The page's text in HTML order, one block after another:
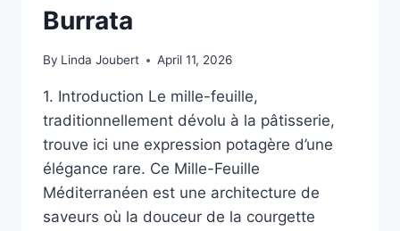
Burrata
By Linda Joubert April 11, 2026
1. Introduction Le mille-feuille,
traditionnellement dévolu à la pâtisserie,
trouve ici une expression potagère d’une
élégance rare. Ce Mille-Feuille
Méditerranéen est une architecture de
saveurs où la douceur de la courgette